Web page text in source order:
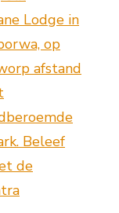
Lodge in
op
afstand
Beleef
de